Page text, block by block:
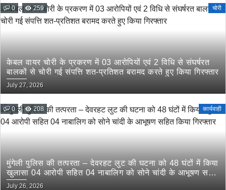
0 259 चोरी
केबल वायर चोरी के प्रकरण में 03 आरोपियों एवं 2 विधि से संघर्षरत
बालकों से चोरी गई संपत्ति शत-प्रतिशत बरामद करते हुए किया गिरफ्तार
July 27, 2026
0 208 कार्यवाही
मुंगेली पुलिस की तत्परता – देवरहट लुट की घटना को 48 घंटों में किया
खुलासा 04 आरोपी सहित 04 नाबालिग को सोने चांदी के आभूषण सहित
किया गिरफ्तार
July 26, 2026